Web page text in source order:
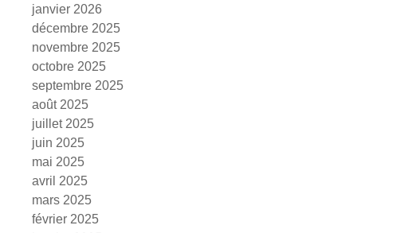
janvier 2026
décembre 2025
novembre 2025
octobre 2025
septembre 2025
août 2025
juillet 2025
juin 2025
mai 2025
avril 2025
mars 2025
février 2025